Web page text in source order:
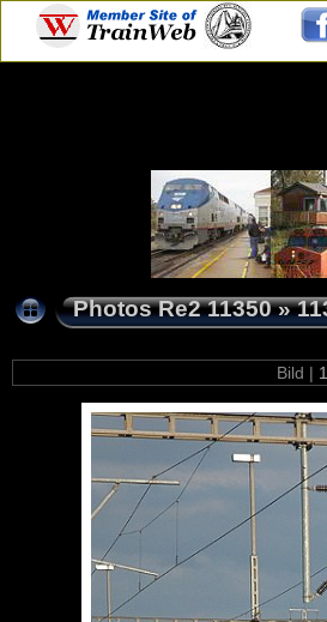
Photos Re2 11350»
Bild | 1